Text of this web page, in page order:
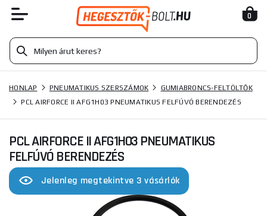
0
HONLAP PNEUMATIKUS SZERSZÁMOK
GUMIABRONCS-FELTÖLTŐK
PCL AIRFORCE II AFG1H03 PNEUMATIKUS FELFÚVÓ BERENDEZÉS
PCL AIRFORCE II AFG1H03 PNEUMATIKUS
FELFÚVÓ BERENDEZÉS
Jelenleg megtekintve 3 vásárlók